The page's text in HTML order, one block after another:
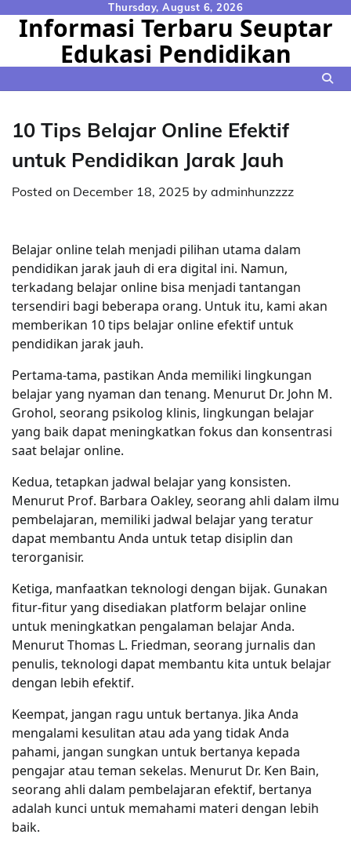
Thursday, August 6, 2026
Informasi Terbaru Seuptar
Edukasi Pendidikan
10 Tips Belajar Online Efektif
untuk Pendidikan Jarak Jauh
Posted on December 18, 2025 by adminhunzzzz
Belajar online telah menjadi pilihan utama dalam
pendidikan jarak jauh di era digital ini. Namun,
terkadang belajar online bisa menjadi tantangan
tersendiri bagi beberapa orang. Untuk itu, kami akan
memberikan 10 tips belajar online efektif untuk
pendidikan jarak jauh.
Pertama-tama, pastikan Anda memiliki lingkungan
belajar yang nyaman dan tenang. Menurut Dr. John M.
Grohol, seorang psikolog klinis, lingkungan belajar
yang baik dapat meningkatkan fokus dan konsentrasi
saat belajar online.
Kedua, tetapkan jadwal belajar yang konsisten.
Menurut Prof. Barbara Oakley, seorang ahli dalam ilmu
pembelajaran, memiliki jadwal belajar yang teratur
dapat membantu Anda untuk tetap disiplin dan
terorganisir.
Ketiga, manfaatkan teknologi dengan bijak. Gunakan
fitur-fitur yang disediakan platform belajar online
untuk meningkatkan pengalaman belajar Anda.
Menurut Thomas L. Friedman, seorang jurnalis dan
penulis, teknologi dapat membantu kita untuk belajar
dengan lebih efektif.
Keempat, jangan ragu untuk bertanya. Jika Anda
mengalami kesulitan atau ada yang tidak Anda
pahami, jangan sungkan untuk bertanya kepada
pengajar atau teman sekelas. Menurut Dr. Ken Bain,
seorang ahli dalam pembelajaran efektif, bertanya
adalah kunci untuk memahami materi dengan lebih
baik.